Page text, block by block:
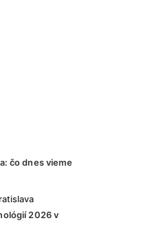
čo dnes vieme
2026 v